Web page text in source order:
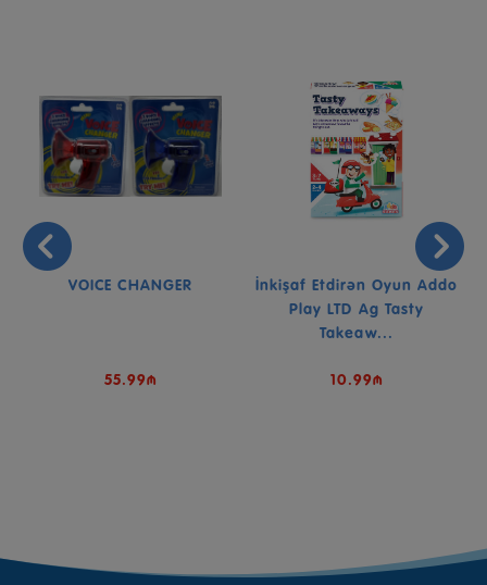
VOICE CHANGER
55.99₼
İnkişaf Etdirən Oyun Addo
Play LTD Ag Tasty
Takeaw...
10.99₼